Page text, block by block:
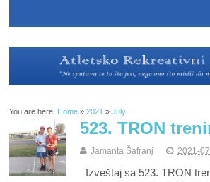
You are here: Home »2021 »July
523. TRON
Jamanta Šafranj 2021-
Izveštaj sa 523. TRON